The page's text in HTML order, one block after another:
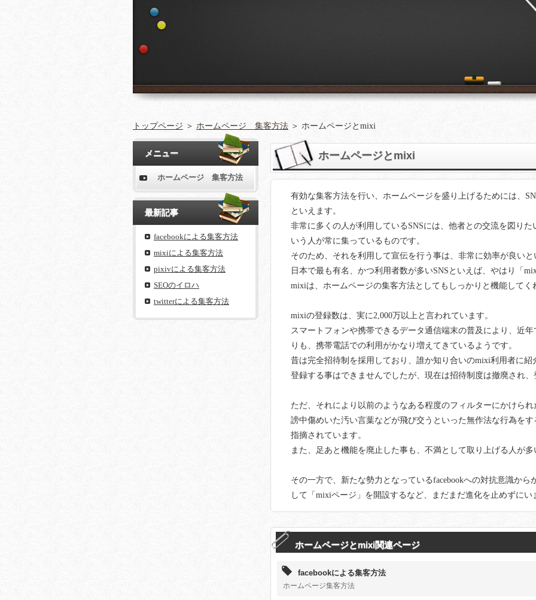
トップページ ＞ ホームページ 集客方法 ＞ ホームページとmixi
ホームページとmixi
有効な集客方法を行い、ホームページを盛り上げるためには、
といえます。
非常に多くの人が利用しているSNSには、他者との交流を図り
いう人が常に集っているものです。
そのため、それを利用して宣伝を行う事は、非常に効率が良い
日本で最も有名、かつ利用者数が多いSNSといえば、やはり「
mixiは、ホームページの集客方法としてもしっかりと機能してく
mixiの登録数は、実に2,000万以上と言われています。
スマートフォンや携帯できるデータ通信端末の普及により、近
りも、携帯電話での利用がかなり増えてきているようです。
昔は完全招待制を採用しており、誰か知り合いのmixi利用者に
登録する事はできませんでしたが、現在は招待制度は撤廃され
ただ、それにより以前のようなある程度のフィルターにかけら
謗中傷めいた汚い言葉などが飛び交うといった無作法な行為を
指摘されています。
また、足あと機能を廃止した事も、不満として取り上げる人が
その一方で、新たな勢力となっているfacebookへの対抗意識か
して「mixiページ」を開設するなど、まだまだ進化を止めずにい
ホームページとmixi関連ページ
facebookによる集客方法
ホームページ集客方法
メニュー
ホームページ 集客方法
最新記事
facebookによる集客方法
mixiによる集客方法
pixivによる集客方法
SEOのイロハ
twitterによる集客方法